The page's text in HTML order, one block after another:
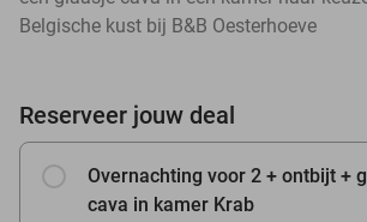
Belgische kust bij B&B Oesterhoeve
Reserveer jouw deal
Overnachting voor 2 + ontbijt +
cava in kamer Krab